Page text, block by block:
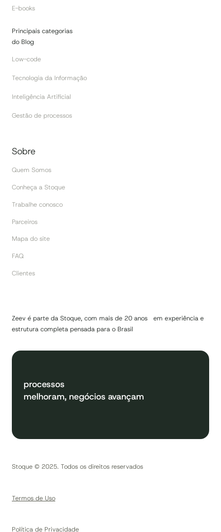
E-books
Principais categorias
do Blog
Low-code
Tecnologia da Informação
Inteligência Artificial
Gestão de processos
Sobre
Quem Somos
Conheça a Stoque
Trabalhe conosco
Parceiros
Mapa do site
FAQ
Clientes
Zeev é parte da Stoque, com mais de 20 anos em experiência e
estrutura completa pensada para o Brasil
processos
melhoram, negócios avançam
Stoque © 2025. Todos os direitos reservados
Termos de Uso
Política de Privacidade